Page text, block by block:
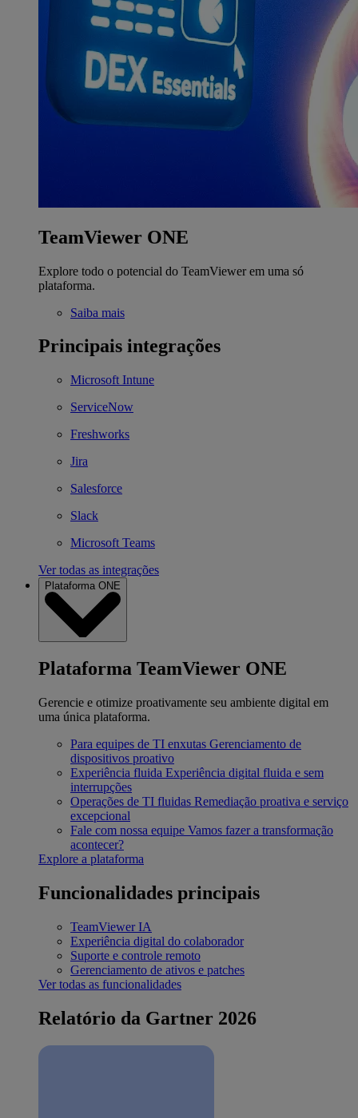
TeamViewer ONE
Explore todo o potencial do TeamViewer em uma só
plataforma.
Saiba mais
Principais integrações
Microsoft Intune
ServiceNow
Freshworks
Jira
Salesforce
Slack
Microsoft Teams
Ver todas as integrações
Plataforma ONE
Plataforma TeamViewer ONE
Gerencie e otimize proativamente seu ambiente digital em
uma única plataforma.
Para equipes de TI enxutas Gerenciamento de
dispositivos proativo
Experiência fluida Experiência digital fluida e sem
interrupções
Operações de TI fluidas Remediação proativa e serviço
excepcional
Fale com nossa equipe Vamos fazer a transformação
acontecer?
Explore a plataforma
Funcionalidades principais
TeamViewer IA
Experiência digital do colaborador
Suporte e controle remoto
Gerenciamento de ativos e patches
Ver todas as funcionalidades
Relatório da Gartner 2026